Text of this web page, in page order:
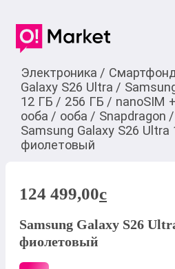
Электроника /
Galaxy S26 Ultra /
12 ГБ / 256 ГБ / nanoSIM
ооба / ооба / Snapdragon /
Samsung Galaxy S26
фиолетовый
124 499,00c
Samsung Galaxy S26
фиолетовый